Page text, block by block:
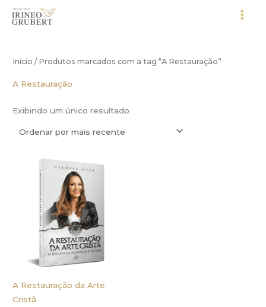
para
Início / Produtos marcados com a tag “A Restauração”
A Restauração
Exibindo um único resultado
A Restauração da Arte
Cristã